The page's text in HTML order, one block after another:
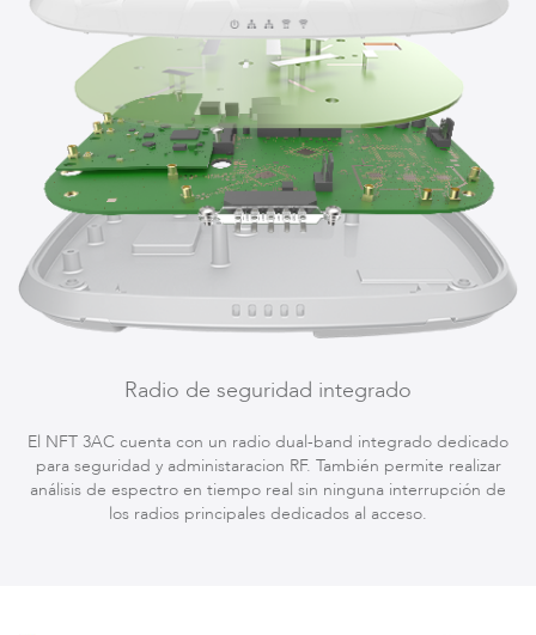
Serie Infinity
Radio de seguridad integrado
El NFT 3AC cuenta con un radio dual-band integrado dedicado
para seguridad y administaracion RF. También permite realizar
análisis de espectro en tiempo real sin ninguna interrupción de
los radios principales dedicados al acceso.